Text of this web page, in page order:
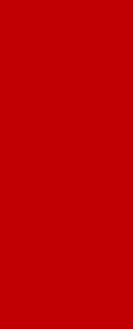
兵苑
是我